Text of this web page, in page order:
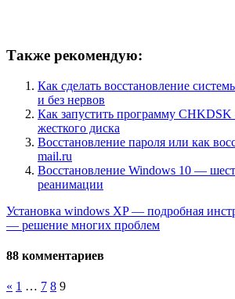
Также рекомендую:
Как сделать восстановление
и без нервов
Как запустить программу
жесткого диска
Восстановление пароля или как
mail.ru
Восстановление Windows 10 —
реанимации
Установка windows XP — подробная
— решение многих проблем
88 комментариев
« 1 … 7 8 9